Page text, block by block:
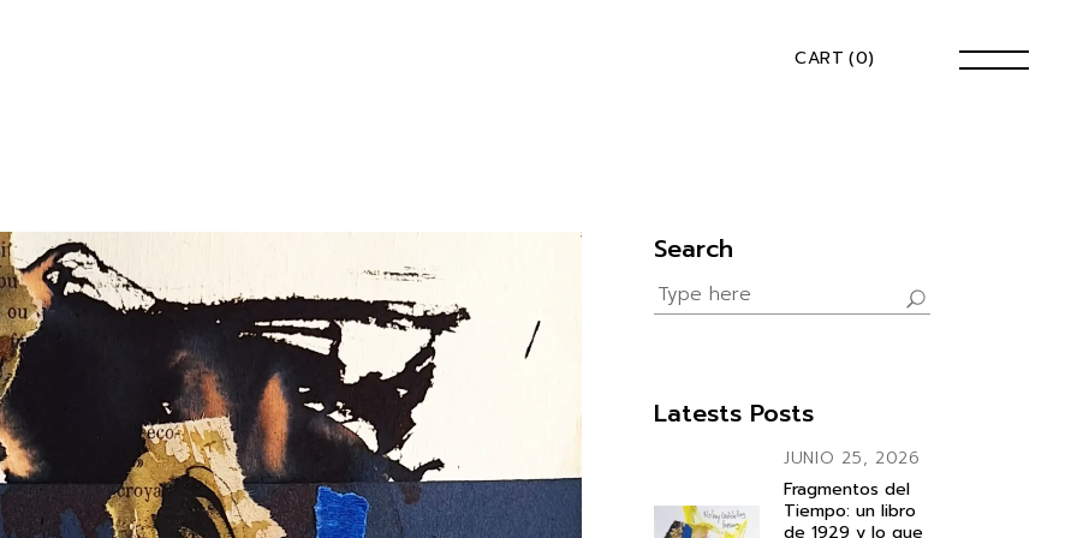
CART (0)
Search
Search
for:
Latests Posts
JUNIO 25, 2026
Fragmentos del
Tiempo: un libro
de 1929 y lo que